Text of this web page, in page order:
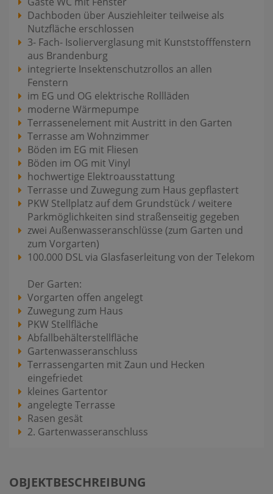
Dachboden über Ausziehleiter teilweise als
Nutzfläche erschlossen
3- Fach- Isolierverglasung mit Kunststofffenstern
aus Brandenburg
integrierte Insektenschutzrollos an allen
Fenstern
im EG und OG elektrische Rollläden
moderne Wärmepumpe
Terrassenelement mit Austritt in den Garten
Terrasse am Wohnzimmer
Böden im EG mit Fliesen
Böden im OG mit Vinyl
hochwertige Elektroausstattung
Terrasse und Zuwegung zum Haus gepflastert
PKW Stellplatz auf dem Grundstück / weitere
Parkmöglichkeiten sind straßenseitig gegeben
zwei Außenwasseranschlüsse (zum Garten und
zum Vorgarten)
100.000 DSL via Glasfaserleitung von der Telekom
Der Garten:
Vorgarten offen angelegt
Zuwegung zum Haus
PKW Stellfläche
Abfallbehälterstellfläche
Gartenwasseranschluss
Terrassengarten mit Zaun und Hecken
eingefriedet
kleines Gartentor
angelegte Terrasse
Rasen gesät
2. Gartenwasseranschluss
OBJEKTBESCHREIBUNG